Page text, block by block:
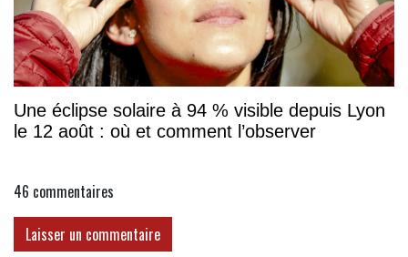
Une éclipse solaire à 94 % visible depuis Lyon
le 12 août : où et comment l’observer
46 commentaires
Laisser un commentaire